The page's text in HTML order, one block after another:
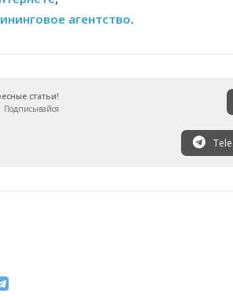
агентство.
статьи!
Подписывайся